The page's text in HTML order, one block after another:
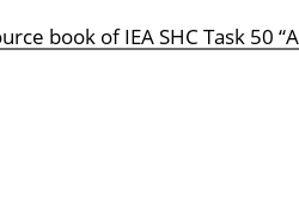
book of IEA SHC Task 50